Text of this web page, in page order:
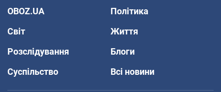
OBOZ.UA
Політика
Світ
Життя
Розслідування
Блоги
Суспільство
Всі новини